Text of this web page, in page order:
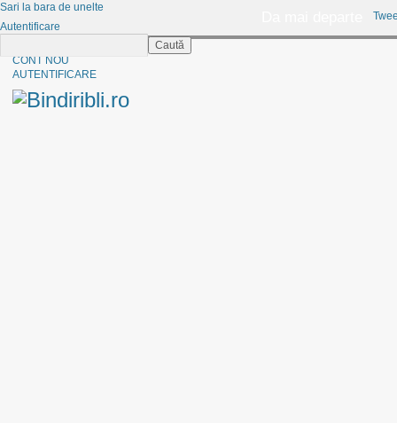
CONT NOU
AUTENTIFICARE
Sari la bara de unelte
Autentificare
Caută